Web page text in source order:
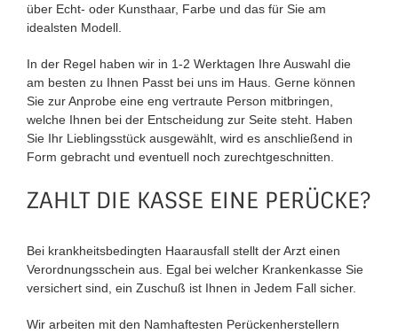
über Echt- oder Kunsthaar, Farbe und das für Sie am
idealsten Modell.
In der Regel haben wir in 1-2 Werktagen Ihre Auswahl die
am besten zu Ihnen Passt bei uns im Haus. Gerne können
Sie zur Anprobe eine eng vertraute Person mitbringen,
welche Ihnen bei der Entscheidung zur Seite steht. Haben
Sie Ihr Lieblingsstück ausgewählt, wird es anschließend in
Form gebracht und eventuell noch zurechtgeschnitten.
ZAHLT DIE KASSE EINE PERÜCKE?
Bei krankheitsbedingten Haarausfall stellt der Arzt einen
Verordnungsschein aus. Egal bei welcher Krankenkasse Sie
versichert sind, ein Zuschuß ist Ihnen in Jedem Fall sicher.
Wir arbeiten mit den Namhaftesten Perückenherstellern